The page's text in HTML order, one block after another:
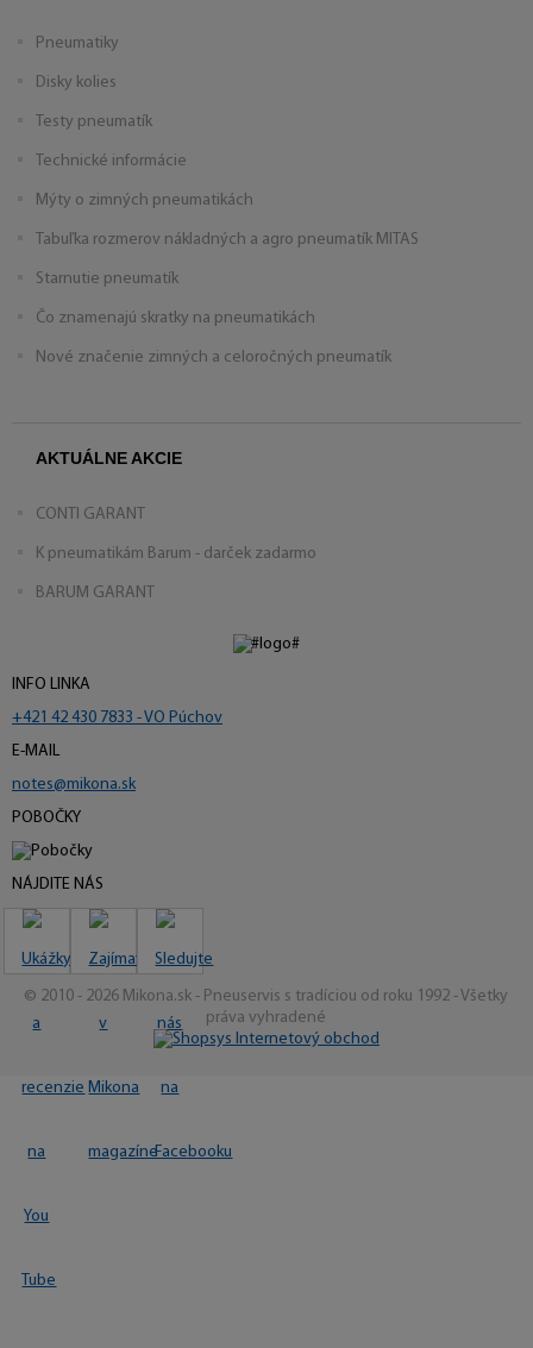
Pneumatiky
Disky kolies
Testy pneumatík
Technické informácie
Mýty o zimných pneumatikách
Tabuľka rozmerov nákladných a agro pneumatík MITAS
Starnutie pneumatík
Čo znamenajú skratky na pneumatikách
Nové značenie zimných a celoročných pneumatík
AKTUÁLNE AKCIE
CONTI GARANT
K pneumatikám Barum - darček zadarmo
BARUM GARANT
INFO LINKA
+421 42 430 7833 - VO Púchov
E-MAIL
notes@mikona.sk
POBOČKY
NÁJDITE NÁS
© 2010 - 2026 Mikona.sk - Pneuservis s tradíciou od roku 1992 - Všetky
práva vyhradené